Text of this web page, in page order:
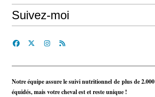
Suivez-moi
Notre équipe assure le suivi nutritionnel de plus de 2.000
équidés, mais votre cheval est et reste unique !